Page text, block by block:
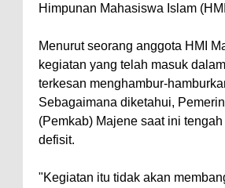
Himpunan Mahasiswa Islam
Menurut seorang anggota HMI
kegiatan yang telah masuk
terkesan menghambur-
Sebagaimana diketahui,
(Pemkab) Majene saat ini
defisit.
"Kegiatan itu tidak akan